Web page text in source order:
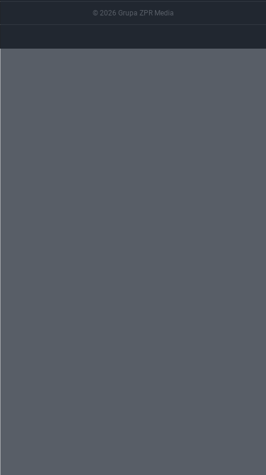
© 2026 Grupa ZPR Media